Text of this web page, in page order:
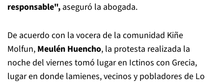
responsable", aseguró la abogada.
De acuerdo con la vocera de la comunidad Kiñe
Molfun, Meulén Huencho, la protesta realizada la
noche del viernes tomó lugar en Ictinos con Grecia,
lugar en donde lamienes, vecinos y pobladores de Lo